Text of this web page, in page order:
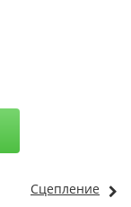
Сцепление